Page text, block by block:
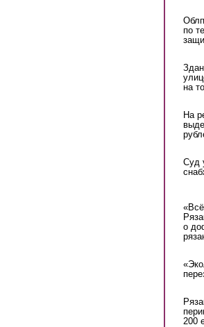
по
на
На
Суд
о
200